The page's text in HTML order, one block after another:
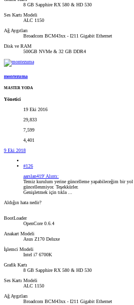
8 GB Sapphire RX 580 & HD 530
Ses Kartı Modeli
ALC 1150
Ağ Aygıtları
Broadcom BCM43xx - I211 Gigabit Ethernet
Disk ve RAM
500GB NVMe & 32 GB DDR4
montezuma
MASTER YODA
Yönetici
19 Eki 2016
29,833
7,599
4,401
9 Eki 2018
#126
aarslan419' Alıntı:
Temiz kurulum yerine güncelleme yapabileceğim bir yol
güncellenmiyor. Teşekkürler.
Genişletmek için tıkla ...
Aldığın hata nedir?
BootLoader
OpenCore 0.6.4
Anakart Modeli
Asus Z170 Deluxe
İşlemci Modeli
Intel i7 6700K
Grafik Kartı
8 GB Sapphire RX 580 & HD 530
Ses Kartı Modeli
ALC 1150
Ağ Aygıtları
Broadcom BCM43xx - I211 Gigabit Ethernet